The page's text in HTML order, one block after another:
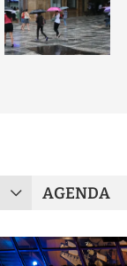
AGENDA